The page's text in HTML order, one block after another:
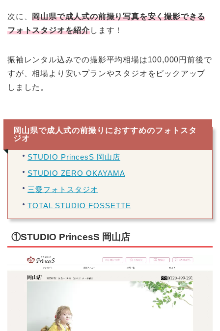
次に、岡山県で成人式の前撮り写真を安く撮影できる
フォトスタジオを紹介します！
振袖レンタル込みでの撮影平均相場は100,000円前後で
すが、相場より安いプランやスタジオをピックアップ
しました。
岡山県で成人式の前撮りにおすすめのフォトスタ
ジオ
STUDIO PrincesS 岡山店
STUDIO ZERO OKAYAMA
三愛フォトスタジオ
TOTAL STUDIO FOSSETTE
①STUDIO PrincesS 岡山店